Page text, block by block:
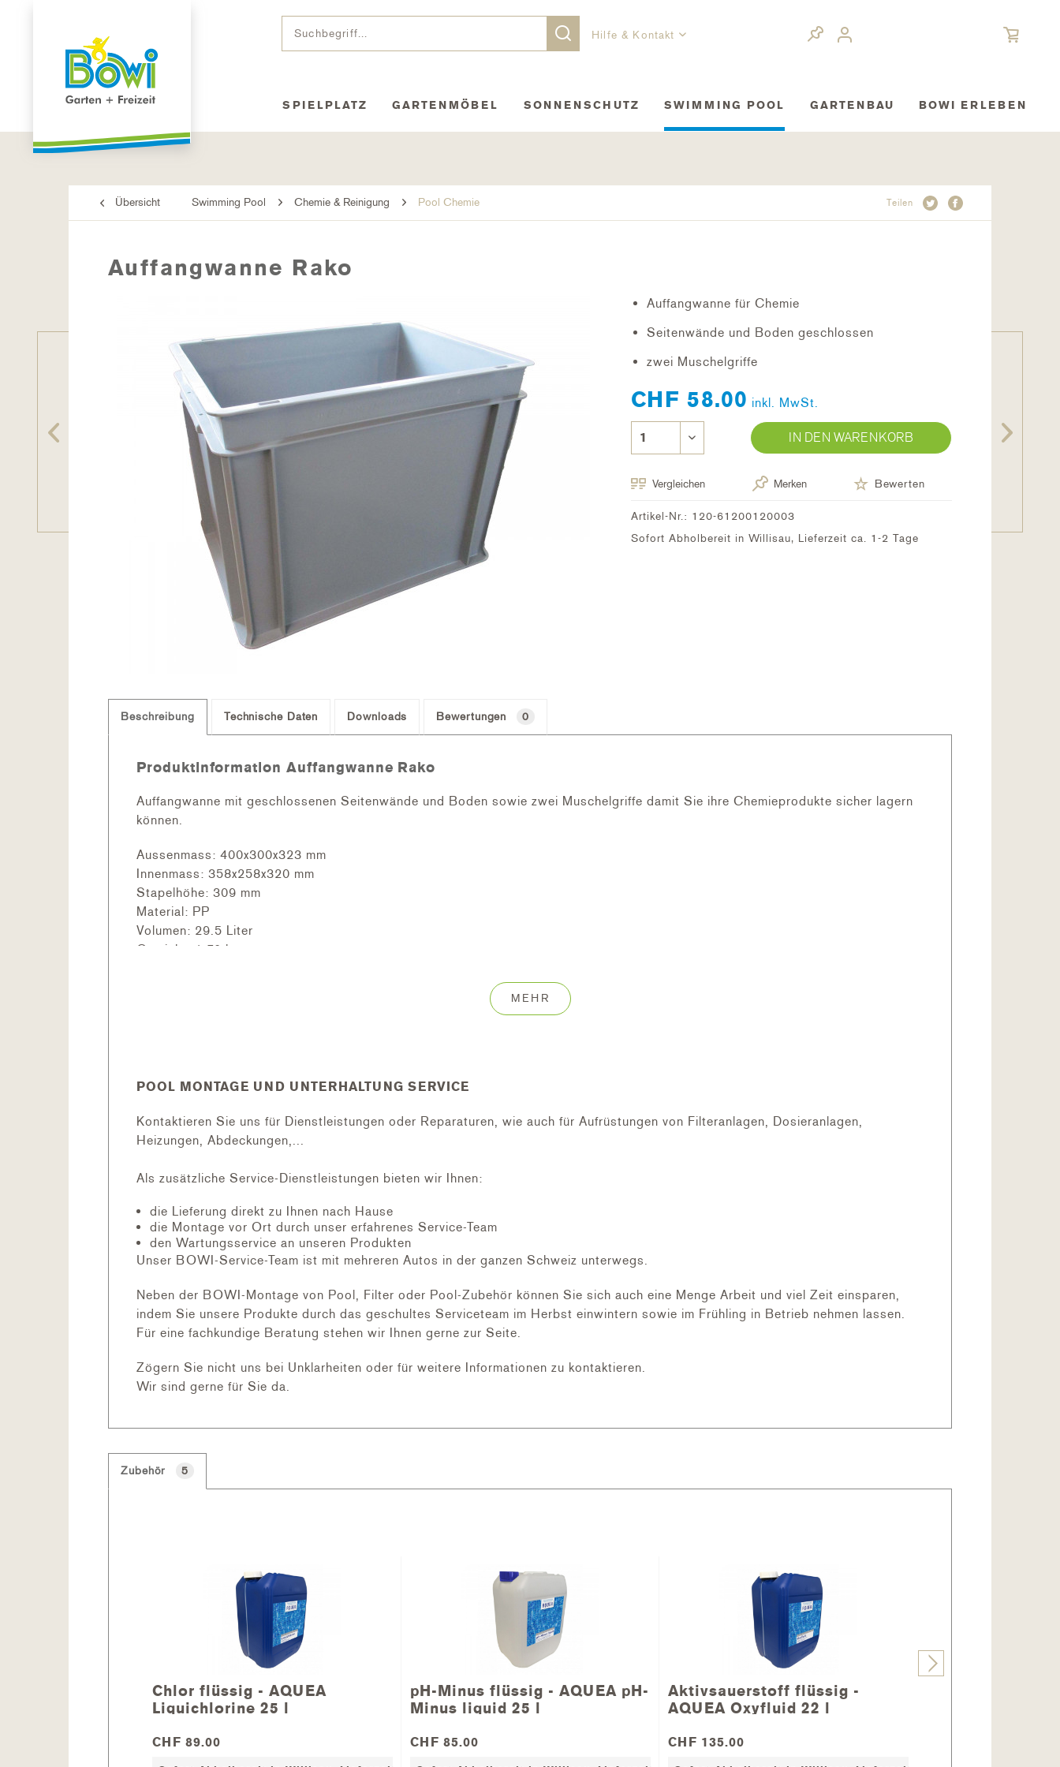
Hilfe & Kontakt
SPIELPLATZ GARTENMÖBEL SONNENSCHUTZ SWIMMING POOL GARTENBAU BOWI ERLEBEN
Übersicht Swimming Pool Chemie & Reinigung Pool Chemie Teilen
Auffangwanne Rako
Auffangwanne für Chemie
Seitenwände und Boden geschlossen
zwei Muschelgriffe
CHF 58.00 inkl. MwSt.
IN DEN WARENKORB
Vergleichen Merken Bewerten
Artikel-Nr.: 120-61200120003
Sofort Abholbereit in Willisau, Lieferzeit ca. 1-2 Tage
Beschreibung Technische Daten Downloads Bewertungen 0
Produktinformation Auffangwanne Rako
Auffangwanne mit geschlossenen Seitenwände und Boden sowie zwei Muschelgriffe damit Sie ihre Chemieprodukte sicher lagern
können.
Aussenmass: 400x300x323 mm
Innenmass: 358x258x320 mm
Stapelhöhe: 309 mm
Material: PP
Volumen: 29.5 Liter
Gewicht: 1.70 kg
MEHR
POOL MONTAGE UND UNTERHALTUNG SERVICE
Kontaktieren Sie uns für Dienstleistungen oder Reparaturen, wie auch für Aufrüstungen von Filteranlagen, Dosieranlagen,
Heizungen, Abdeckungen,...
Als zusätzliche Service-Dienstleistungen bieten wir Ihnen:
die Lieferung direkt zu Ihnen nach Hause
die Montage vor Ort durch unser erfahrenes Service-Team
den Wartungsservice an unseren Produkten
Unser BOWI-Service-Team ist mit mehreren Autos in der ganzen Schweiz unterwegs.
Neben der BOWI-Montage von Pool, Filter oder Pool-Zubehör können Sie sich auch eine Menge Arbeit und viel Zeit einsparen,
indem Sie unsere Produkte durch das geschultes Serviceteam im Herbst einwintern sowie im Frühling in Betrieb nehmen lassen.
Für eine fachkundige Beratung stehen wir Ihnen gerne zur Seite.
Zögern Sie nicht uns bei Unklarheiten oder für weitere Informationen zu kontaktieren.
Wir sind gerne für Sie da.
Zubehör 5
Chlor flüssig - AQUEA
Liquichlorine 25 l
CHF 89.00
pH-Minus flüssig - AQUEA pH-
Minus liquid 25 l
CHF 85.00
Aktivsauerstoff flüssig -
AQUEA Oxyfluid 22 l
CHF 135.00